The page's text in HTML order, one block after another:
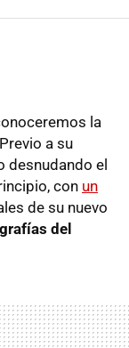
la
a su
desnudando el
con un
de su nuevo
del